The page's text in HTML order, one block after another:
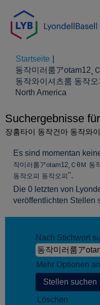
Startseite
동작미러룸アotam12¸
동작와이셔츠룸 동작
North America
Suchergebnisse für
장홈타이 동작건마 동작와
Es sind momentan
작미러룸アotam12¸ＣθＭ 동
동작오피 동작오피".
Die 0 letzten von
veröffentlichten Stellen
Nach Stichwort
Mehr Optionen
Löschen